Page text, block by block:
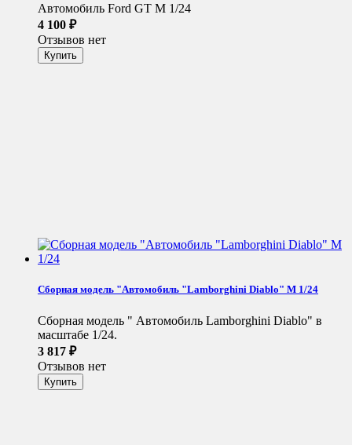
Автомобиль Ford GT М 1/24
4 100 ₽
Отзывов нет
Сборная модель "Автомобиль "Lamborghini Diablo" М 1/24
Сборная модель " Автомобиль Lamborghini Diablo" в
масштабе 1/24.
3 817 ₽
Отзывов нет